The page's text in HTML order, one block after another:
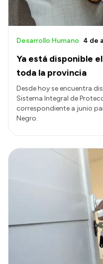
Ya está disponible
toda la provincia
Desarrollo Humano 4 de
Desde hoy se encuentra
Sistema Integral de
correspondiente a junio
Negro.